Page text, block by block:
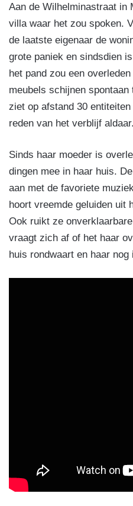
Aan de Wilhelminastraat in
villa waar het zou spoken.
de laatste eigenaar de
grote paniek en sindsdien
het pand zou een
meubels schijnen
ziet op afstand 30
reden van het verblijf aldaar.
Sinds haar moeder is
dingen mee in haar huis.
aan met de favoriete
hoort vreemde geluiden uit
Ook ruikt ze
vraagt zich af of het haar
huis rondwaart en haar